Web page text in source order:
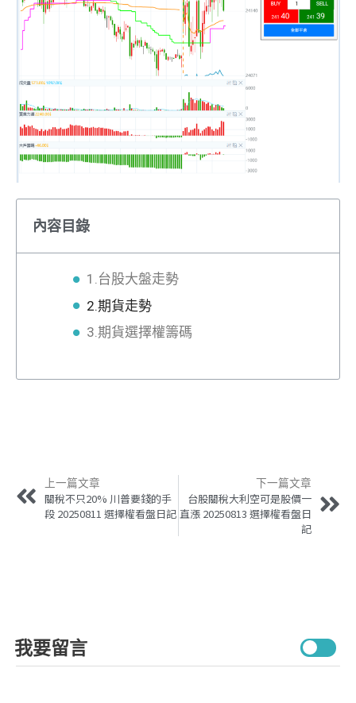
內容目錄
1.台股大盤走勢
2.期貨走勢
3.期貨選擇權籌碼
上一篇文章
關稅不只20% 川普要錢的手
段 20250811 選擇權看盤日記
下一篇文章
台股關稅大利空可是股價一
直漲 20250813 選擇權看盤日
記
我要留言